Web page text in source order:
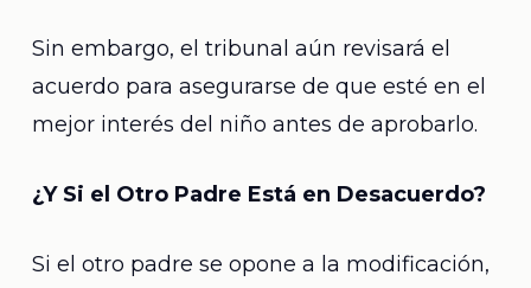
Sin embargo, el tribunal aún revisará el
acuerdo para asegurarse de que esté en el
mejor interés del niño antes de aprobarlo.
¿Y Si el Otro Padre Está en Desacuerdo?
Si el otro padre se opone a la modificación,